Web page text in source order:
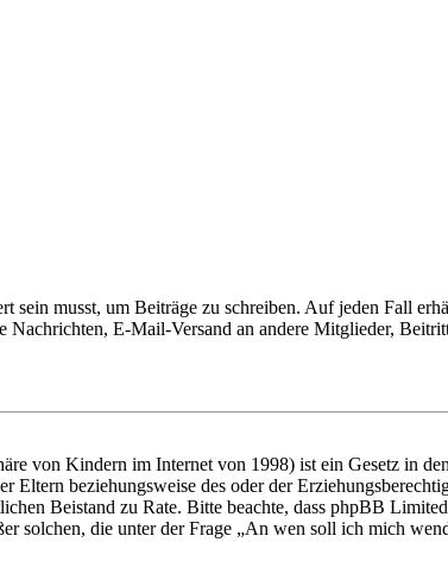
musst, um Beiträge zu schreiben. Auf jeden Fall
E-Mail-Versand an andere Mitglieder,
von Kindern im Internet von 1998) ist ein Gesetz in
beziehungsweise des oder der
Beistand zu Rate. Bitte beachte, dass phpBB
solchen, die unter der Frage „An wen soll ich mich